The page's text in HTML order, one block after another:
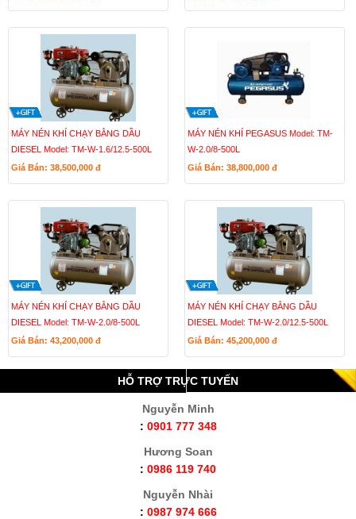
MÁY NÉN KHÍ CHẠY BẰNG DẦU
DIESEL Model: TM-W-1.6/12.5-500L
Giá Bán: 38,500,000 đ
MÁY NÉN KHÍ PEGASUS Model: TM-
W-2.0/8-500L
Giá Bán: 38,800,000 đ
MÁY NÉN KHÍ CHẠY BẰNG DẦU
DIESEL Model: TM-W-2.0/8-500L
Giá Bán: 43,200,000 đ
MÁY NÉN KHÍ CHẠY BẰNG DẦU
DIESEL Model: TM-W-2.0/12.5-500L
Giá Bán: 45,200,000 đ
HỖ TRỢ TRỰC TUYẾN
Nguyễn Minh
: 0901 777 348
Hương Soan
: 0986 119 740
Nguyễn Nhài
: 0987 974 666